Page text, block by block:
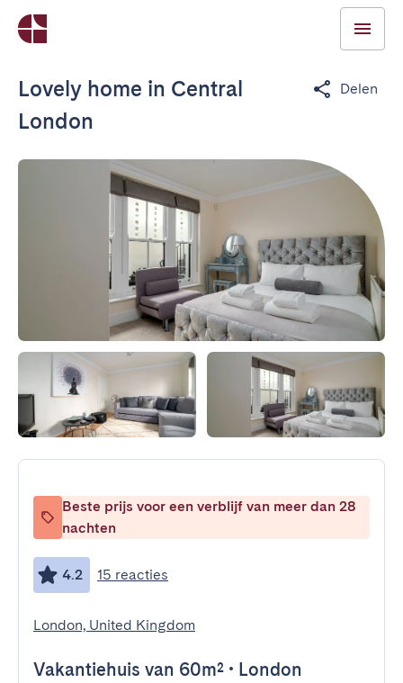
Lovely home in Central
London
Delen
Beste prijs voor een verblijf van meer dan 28
nachten
4.2 15 reacties
London, United Kingdom
Vakantiehuis van 60m² • London